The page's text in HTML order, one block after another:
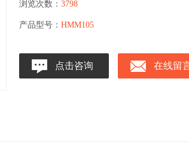
浏览次数： 3798
产品型号： HMM105
点击咨询 在线留